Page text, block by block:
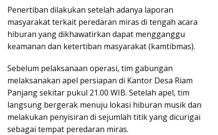
Penertiban dilakukan setelah adanya laporan
masyarakat terkait peredaran miras di tengah acara
hiburan yang dikhawatirkan dapat mengganggu
keamanan dan ketertiban masyarakat (kamtibmas).
Sebelum pelaksanaan operasi, tim gabungan
melaksanakan apel persiapan di Kantor Desa Riam
Panjang sekitar pukul 21.00 WIB. Setelah apel, tim
langsung bergerak menuju lokasi hiburan musik dan
melakukan penyisiran di sejumlah titik yang dicurigai
sebagai tempat peredaran miras.